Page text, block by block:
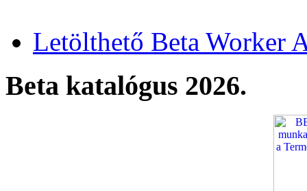
Letölthető Beta Worker
Beta katalógus 2026.